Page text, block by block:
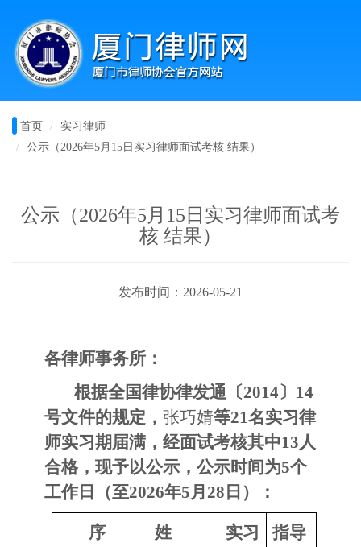
首页
实习律师
公示（2026年5月15日实习律师面试考核 结果）
公示（2026年5月15日实习律师面试考
核 结果）
发布时间：2026-05-21
各律师事务所：
根据全国律协律发通〔2014〕14
号文件的规定， 张巧婧等21名实习律
师实习期届满，经面试考核其中13人
合格，现予以公示，公示时间为5个
工作日（至2026年5月28日）：
序
姓
实习
指导